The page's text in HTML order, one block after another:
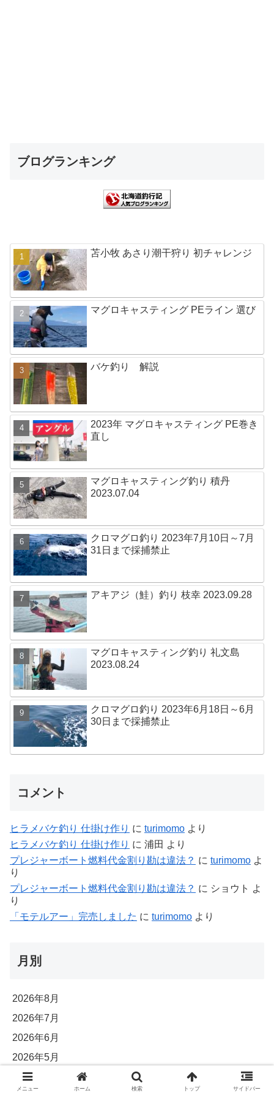
ブログランキング
苫小牧 あさり潮干狩り 初チャレンジ
マグロキャスティング PEライン 選び
バケ釣り 解説
2023年 マグロキャスティング PE巻き
直し
マグロキャスティング釣り 積丹
2023.07.04
クロマグロ釣り 2023年7月10日～7月
31日まで採捕禁止
アキアジ（鮭）釣り 枝幸 2023.09.28
マグロキャスティング釣り 礼文島
2023.08.24
クロマグロ釣り 2023年6月18日～6月
30日まで採捕禁止
コメント
ヒラメバケ釣り 仕掛け作り に turimomo より
ヒラメバケ釣り 仕掛け作り に 浦田 より
プレジャーボート燃料代金割り勘は違法？ に turimomo よ
り
プレジャーボート燃料代金割り勘は違法？ に ショウト よ
り
「モテルアー」完売しました に turimomo より
月別
2026年8月
2026年7月
2026年6月
2026年5月
2026年4月
メニュー ホーム 検索 トップ サイドバー